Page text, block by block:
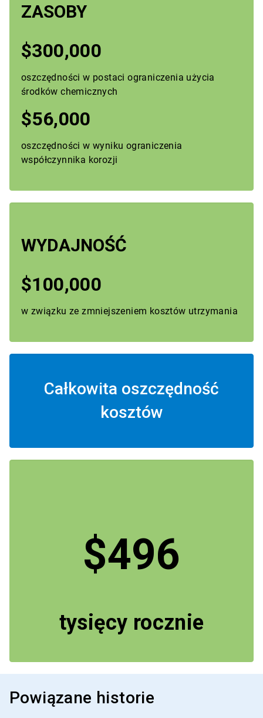
ZASOBY
$300,000
oszczędności w postaci ograniczenia użycia
środków chemicznych
$56,000
oszczędności w wyniku ograniczenia
współczynnika korozji
WYDAJNOŚĆ
$100,000
w związku ze zmniejszeniem kosztów utrzymania
Całkowita oszczędność
kosztów
$496
tysięcy rocznie
Powiązane historie